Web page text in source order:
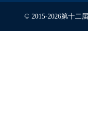
© 2015-2026第十二